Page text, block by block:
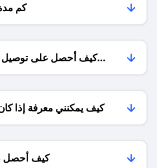
كم
كيف أحصل على توصيل
كيف يمكنني معرفة إذا
كيف أحصل